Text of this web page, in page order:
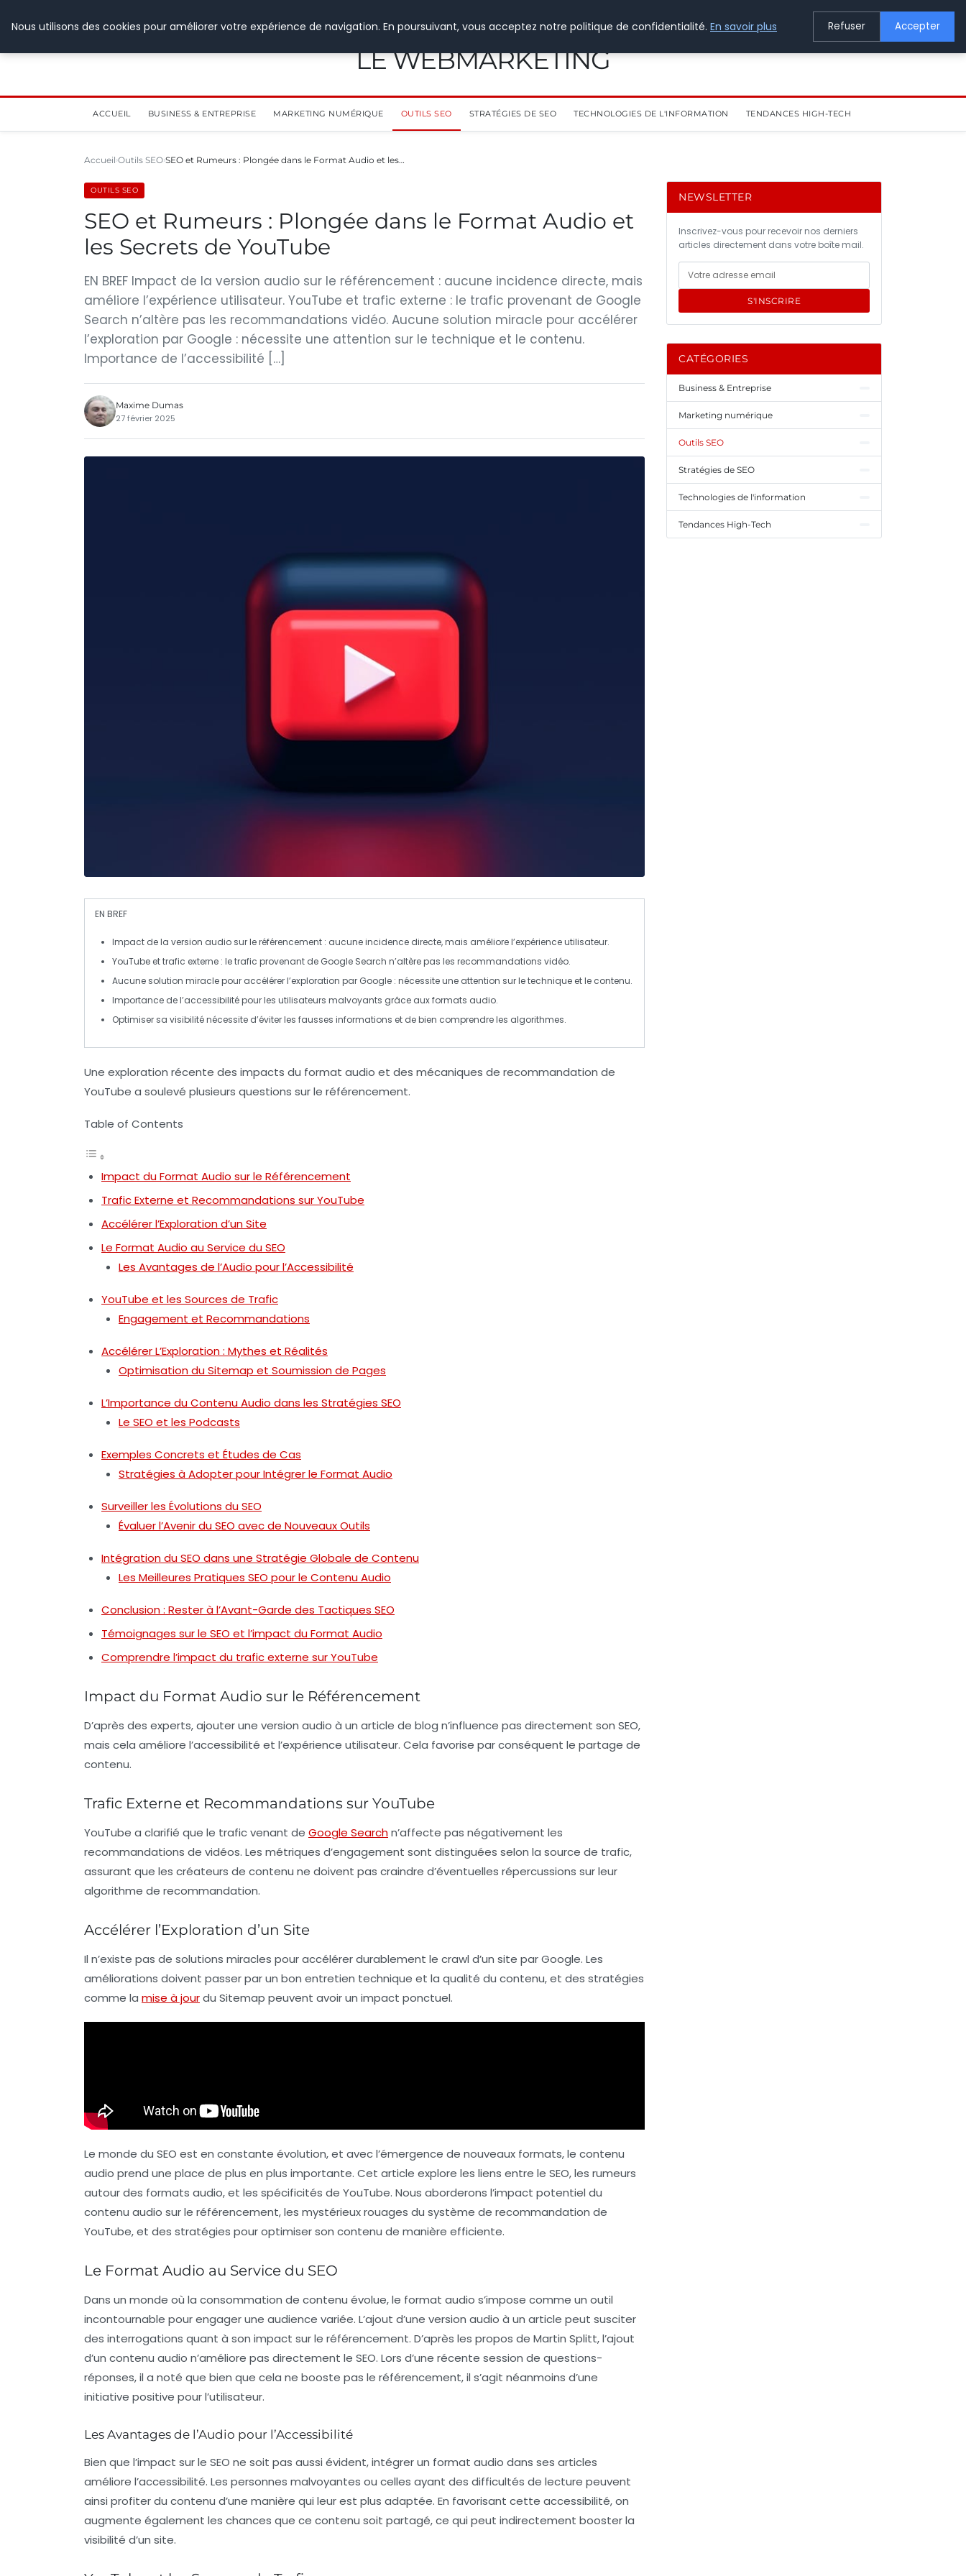
LE WEBMARKETING
ACCUEIL BUSINESS & ENTREPRISE MARKETING NUMÉRIQUE OUTILS SEO STRATÉGIES DE SEO TECHNOLOGIES DE L'INFORMATION TENDANCES HIGH-TECH
Accueil Outils SEO SEO et Rumeurs : Plongée dans le Format Audio et les…
OUTILS SEO
SEO et Rumeurs : Plongée dans le Format Audio et
les Secrets de YouTube
EN BREF Impact de la version audio sur le référencement : aucune incidence directe, mais
améliore l’expérience utilisateur. YouTube et trafic externe : le trafic provenant de Google
Search n’altère pas les recommandations vidéo. Aucune solution miracle pour accélérer
l’exploration par Google : nécessite une attention sur le technique et le contenu.
Importance de l’accessibilité […]
Maxime Dumas
27 février 2025
EN BREF
Impact de la version audio sur leréférencement : aucune incidence directe, mais améliore l’expérience utilisateur.
YouTube et trafic externe : le trafic provenant de Google Search n’altère pas les recommandations vidéo.
Aucune solution miraclepour accélérer l’exploration par Google : nécessite une attention sur le technique et le contenu.
Importance de l’accessibilitépour les utilisateurs malvoyants grâce aux formats audio.
Optimiser sa visibiliténécessite d’éviter les fausses informations et de bien comprendre les algorithmes.
Une exploration récente des impacts du format audio et des mécaniques de recommandation de
YouTube a soulevé plusieurs questions sur le référencement.
Table of Contents
Impact du Format Audio sur le Référencement
Trafic Externe et Recommandations sur YouTube
Accélérer l’Exploration d’un Site
Le Format Audio au Service du SEO
Les Avantages de l’Audio pour l’Accessibilité
YouTube et les Sources de Trafic
Engagement et Recommandations
Accélérer L’Exploration : Mythes et Réalités
Optimisation du Sitemap et Soumission de Pages
L’Importance du Contenu Audio dans les Stratégies SEO
Le SEO et les Podcasts
Exemples Concrets et Études de Cas
Stratégies à Adopter pour Intégrer le Format Audio
Surveiller les Évolutions du SEO
Évaluer l’Avenir du SEO avec de Nouveaux Outils
Intégration du SEO dans une Stratégie Globale de Contenu
Les Meilleures Pratiques SEO pour le Contenu Audio
Conclusion : Rester à l’Avant-Garde des Tactiques SEO
Témoignages sur le SEO et l’impact du Format Audio
Comprendre l’impact du trafic externe sur YouTube
Impact du Format Audio sur le Référencement
D’après des experts, ajouter une version audio à un article de blog n’influence pas directement son SEO,
mais cela améliore l’accessibilité et l’expérience utilisateur. Cela favorise par conséquent le partage de
contenu.
Trafic Externe et Recommandations sur YouTube
YouTube a clarifié que le trafic venant de Google Searchn’affecte pas négativement les
recommandations de vidéos. Les métriques d’engagement sont distinguées selon la source de trafic,
assurant que les créateurs de contenu ne doivent pas craindre d’éventuelles répercussions sur leur
algorithme de recommandation.
Accélérer l’Exploration d’un Site
Il n’existe pas de solutions miracles pour accélérer durablement le crawl d’un site parGoogle. Les
améliorations doivent passer par un bon entretien technique et la qualité du contenu, et des stratégies
comme la mise à jourdu Sitemap peuvent avoir un impact ponctuel.
Le monde du SEO est en constante évolution, et avec l’émergence de nouveaux formats, le contenu
audio prend une place de plus en plus importante. Cet article explore les liens entre le SEO, les rumeurs
autour des formats audio, et les spécificités de YouTube. Nous aborderons l’impact potentiel du
contenu audio sur le référencement, les mystérieux rouages du système de recommandation de
YouTube, et des stratégies pour optimiser son contenu de manière efficiente.
Le Format Audio au Service du SEO
Dans un monde où la consommation de contenu évolue, le format audio s’impose comme un outil
incontournable pour engager une audience variée. L’ajout d’une version audio à un article peut susciter
des interrogations quant à son impact sur le référencement. D’après les propos de Martin Splitt, l’ajout
d’un contenu audio n’améliore pas directement le SEO. Lors d’une récente session de questions-
réponses, il a noté que bien que cela ne booste pas le référencement, il s’agit néanmoins d’une
initiative positive pour l’utilisateur.
Les Avantages de l’Audio pour l’Accessibilité
Bien que l’impact sur le SEO ne soit pas aussi évident, intégrer un format audio dans ses articles
améliore l’accessibilité. Les personnes malvoyantes ou celles ayant des difficultés de lecture peuvent
ainsi profiter du contenu d’une manière qui leur est plus adaptée. En favorisant cette accessibilité, on
augmente également les chances que ce contenu soit partagé, ce qui peut indirectement booster la
visibilité d’un site.
NEWSLETTER
Inscrivez-vous pour recevoir nos derniers
articles directement dans votre boîte mail.
S'INSCRIRE
CATÉGORIES
Business & Entreprise
Marketing numérique
Outils SEO
Stratégies de SEO
Technologies de l'information
Tendances High-Tech
Nous utilisons des cookies pour améliorer votre expérience de navigation. En poursuivant, vous acceptez notre politique de confidentialité. En savoir plus Refuser Accepter